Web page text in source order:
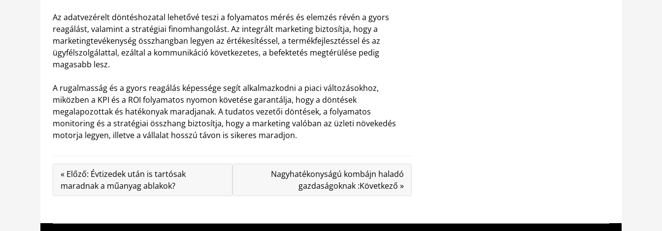
Az adatvezérelt döntéshozatal lehetővé teszi a folyamatos mérés és elemzés révén a gyors
reagálást, valamint a stratégiai finomhangolást. Az integrált marketing biztosítja, hogy a
marketingtevékenység összhangban legyen az értékesítéssel, a termékfejlesztéssel és az
ügyfélszolgálattal, ezáltal a kommunikáció következetes, a befektetés megtérülése pedig
magasabb lesz.
A rugalmasság és a gyors reagálás képessége segít alkalmazkodni a piaci változásokhoz,
miközben a KPI és a ROI folyamatos nyomon követése garantálja, hogy a döntések
megalapozottak és hatékonyak maradjanak. A tudatos vezetői döntések, a folyamatos
monitoring és a stratégiai összhang biztosítja, hogy a marketing valóban az üzleti növekedés
motorja legyen, illetve a vállalat hosszú távon is sikeres maradjon.
« Előző: Évtizedek után is tartósak
maradnak a műanyag ablakok?
Nagyhatékonyságú kombájn haladó
gazdaságoknak :Következő »